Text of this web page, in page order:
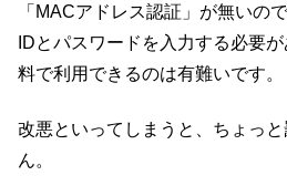
「MACアドレス認証」が無いの
IDとパスワードを入力する必要
料で利用できるのは有難いです。
改悪といってしまうと、ちょっ
ん。